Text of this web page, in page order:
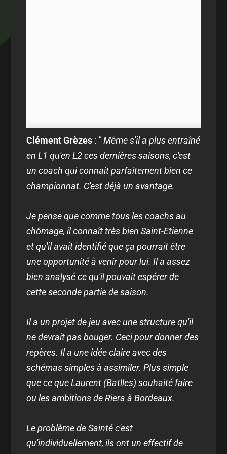
Clément Grèzes : " Même s'il a plus entraîné
en L1 qu'en L2 ces dernières saisons, c'est
un coach qui connait parfaitement bien ce
championnat. C'est déjà un avantage.
Je pense que comme tous les coachs au
chômage, il connaît très bien Saint-Etienne
et qu'il avait identifié que ça pourrait être
une opportunité à venir pour lui. Il a assez
bien analysé ce qu'il pouvait espérer de
cette seconde partie de saison.
Il a un projet de jeu avec une structure qu'il
ne devrait pas bouger. Ceci pour donner des
repères. Il a une idée claire avec des
schémas simples à assimiler. Plus simple
que ce que Laurent (Batlles) souhaité faire
ou les ambitions de Riera à Bordeaux.
Le problème de Sainté c'est
qu'individuellement, ils ont un effectif de